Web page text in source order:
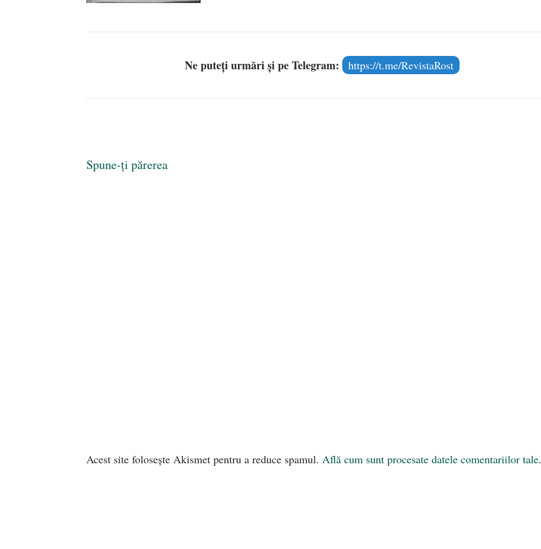
Ne puteți urmări și pe Telegram: https://t.me/RevistaRost
Spune-ți părerea
Acest site folosește Akismet pentru a reduce spamul. Află cum sunt procesate datele comentariilor tale.